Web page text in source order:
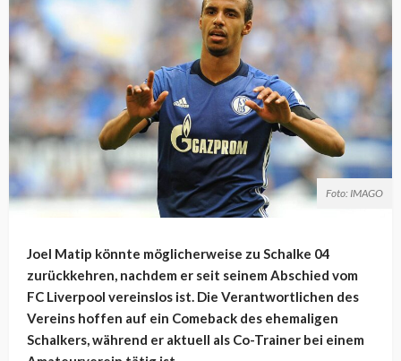
Foto: IMAGO
Joel Matip könnte möglicherweise zu Schalke 04
zurückkehren, nachdem er seit seinem Abschied vom
FC Liverpool vereinslos ist. Die Verantwortlichen des
Vereins hoffen auf ein Comeback des ehemaligen
Schalkers, während er aktuell als Co-Trainer bei einem